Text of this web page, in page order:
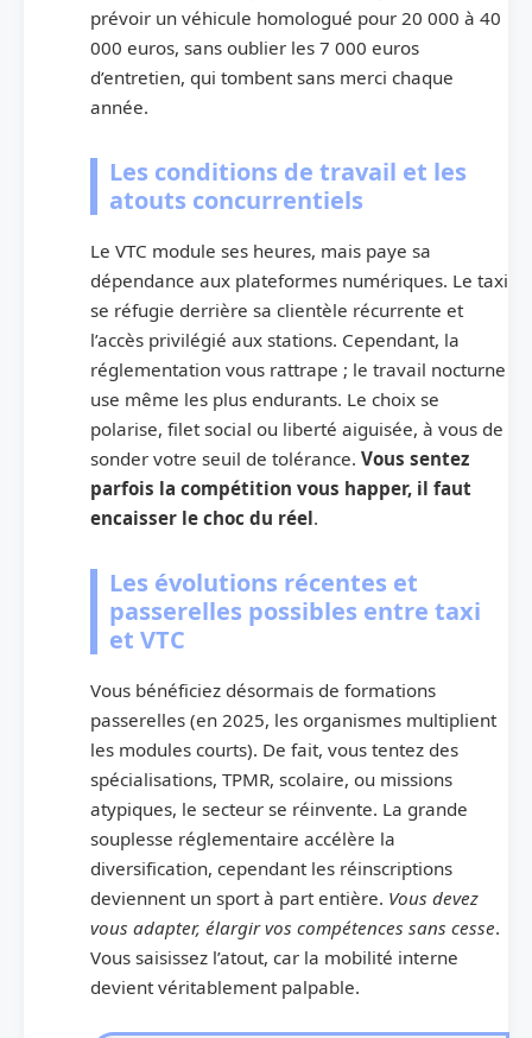
prévoir un véhicule homologué pour 20 000 à 40
000 euros, sans oublier les 7 000 euros
d’entretien, qui tombent sans merci chaque
année.
Les conditions de travail et les
atouts concurrentiels
Le VTC module ses heures, mais paye sa
dépendance aux plateformes numériques. Le taxi
se réfugie derrière sa clientèle récurrente et
l’accès privilégié aux stations. Cependant, la
réglementation vous rattrape ; le travail nocturne
use même les plus endurants. Le choix se
polarise, filet social ou liberté aiguisée, à vous de
sonder votre seuil de tolérance. Vous sentez
parfois la compétition vous happer, il faut
encaisser le choc du réel.
Les évolutions récentes et
passerelles possibles entre taxi
et VTC
Vous bénéficiez désormais de formations
passerelles (en 2025, les organismes multiplient
les modules courts). De fait, vous tentez des
spécialisations, TPMR, scolaire, ou missions
atypiques, le secteur se réinvente. La grande
souplesse réglementaire accélère la
diversification, cependant les réinscriptions
deviennent un sport à part entière. Vous devez
vous adapter, élargir vos compétences sans cesse.
Vous saisissez l’atout, car la mobilité interne
devient véritablement palpable.